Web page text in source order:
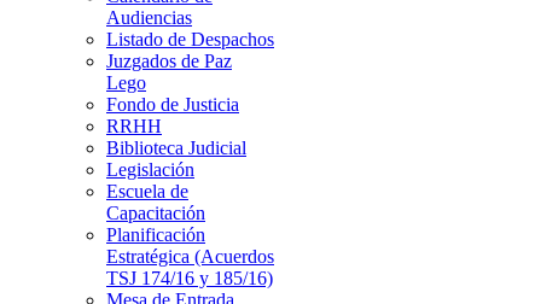
Audiencias
Listado de Despachos
Juzgados de Paz
Lego
Fondo de Justicia
RRHH
Biblioteca Judicial
Legislación
Escuela de
Capacitación
Planificación
Estratégica (Acuerdos
TSJ 174/16 y 185/16)
Mesa de Entrada